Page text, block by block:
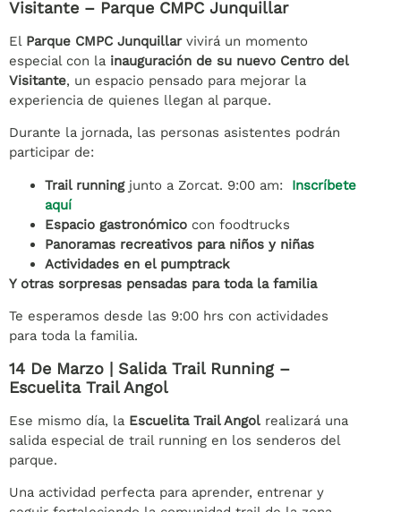
Visitante – Parque CMPC Junquillar
El Parque CMPC Junquillarvivirá un momento
especial con la inauguración de su nuevo Centro del
Visitante, un espacio pensado para mejorar la
experiencia de quienes llegan al parque.
Durante la jornada, las personas asistentes podrán
participar de:
Trail runningjunto a Zorcat. 9:00 am:
Inscríbete
aquí
Espacio gastronómico con foodtrucks
Panoramas recreativos para niños y niñas
Actividades en el pumptrack
Y otras sorpresas pensadas para toda la familia
Te esperamos desde las 9:00 hrs con actividades
para toda la familia.
14 De Marzo | Salida Trail Running –
Escuelita Trail Angol
Ese mismo día, la Escuelita Trail Angol realizará una
salida especial de trail running en los senderos del
parque.
Una actividad perfecta para aprender, entrenar y